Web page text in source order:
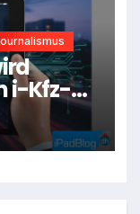
i-Kfz-